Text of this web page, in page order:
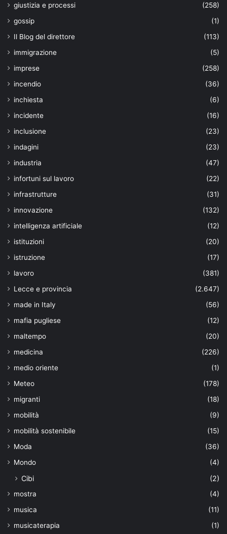
giustizia e processi
(258)
gossip
(1)
Il Blog del direttore
(113)
immigrazione
(5)
imprese
(258)
incendio
(36)
inchiesta
(6)
incidente
(16)
inclusione
(23)
indagini
(23)
industria
(47)
infortuni sul lavoro
(22)
infrastrutture
(31)
innovazione
(132)
intelligenza artificiale
(12)
istituzioni
(20)
istruzione
(17)
lavoro
(381)
Lecce e provincia
(2.647)
made in Italy
(56)
mafia pugliese
(12)
maltempo
(20)
medicina
(226)
medio oriente
(1)
Meteo
(178)
migranti
(18)
mobilità
(9)
mobilità sostenibile
(15)
Moda
(36)
Mondo
(4)
Cibi (2)
mostra
(4)
musica
(11)
musicaterapia
(1)